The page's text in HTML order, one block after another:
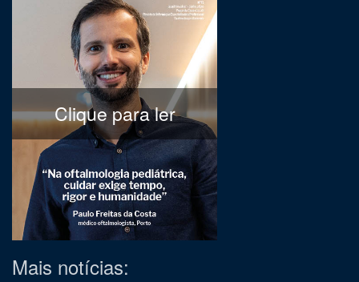
Clique para ler
Mais notícias: